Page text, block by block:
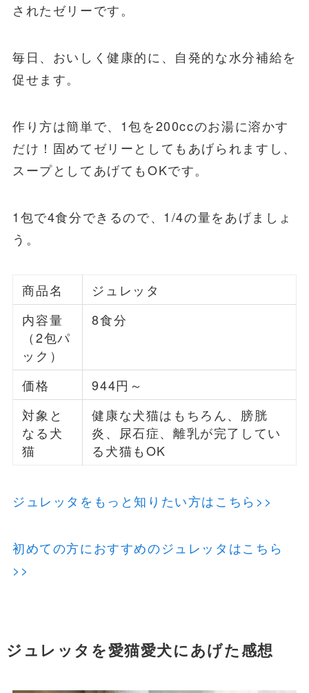
されたゼリーです。
毎日、おいしく健康的に、自発的な水分補給を
促せます。
作り方は簡単で、1包を200ccのお湯に溶かす
だけ！固めてゼリーとしてもあげられますし、
スープとしてあげてもOKです。
1包で4食分できるので、1/4の量をあげましょ
う。
商品名
ジュレッタ
内容量
（2包パ
ック）
8食分
価格
944円～
対象と
なる犬
猫
健康な犬猫はもちろん、膀胱
炎、尿石症、離乳が完了してい
る犬猫もOK
ジュレッタをもっと知りたい方はこちら>>
初めての方におすすめのジュレッタはこちら
>>
ジュレッタを愛猫愛犬にあげた感想